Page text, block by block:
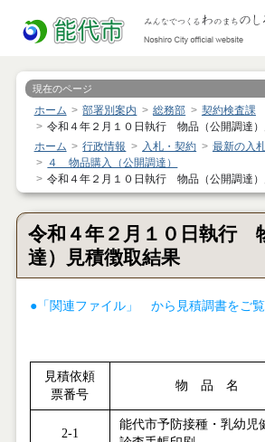
現在のページ
ホーム 部署別案内 総務部
契約検査課
令和４年２月１０日執行 物品（公開調達
ホーム
行政情報 入札・契約
最新の入
４ 物品購入（公開調達）
令和４年２月１０日執行 物品（公開調達
令和４年２月１０日執行
達）見積徴取結果
●「関連ファイル」 から見積調書をご
見積依頼
票番号
物 品 名
2-1
能代市予防接種・乳幼児